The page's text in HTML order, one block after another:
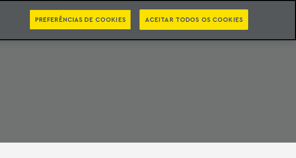
EBOOKS PODCASTS NEWSLETTER VIDEOCASTS PT EN CATEGORIAS
PREFERÊNCIAS DE COOKIES ACEITAR TODOS OS COOKIES